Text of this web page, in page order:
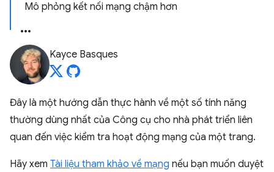
Mô phỏng kết nối mạng chậm hơn
Kayce Basques
Đây là một hướng dẫn thực hành về một số tính năng
thường dùng nhất của Công cụ cho nhà phát triển liên
quan đến việc kiểm tra hoạt động mạng của một trang.
Hãy xem Tài liệu tham khảo về mạng nếu bạn muốn duyệt